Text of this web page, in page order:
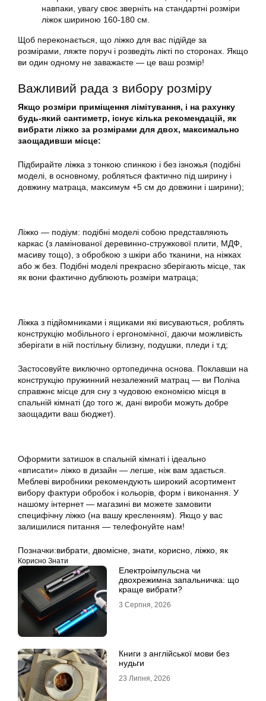
навпаки, увагу своє зверніть на стандартні розміри
ліжок шириною 160-180 см.
Щоб переконається, що ліжко для вас підійде за
розмірами, ляжте поруч і розведіть лікті по сторонах. Якщо
ви один одному не заважаєте — це ваш розмір!
Важливий рада з вибору розміру
Якщо розміри приміщення лімітування, і на рахунку
будь-який сантиметр, існує кілька рекомендацій, як
вибрати ліжко за розмірами для двох, максимально
заощадивши місце:
Підбирайте ліжка з тонкою спинкою і без ізножья (подібні
моделі, в основному, робляться фактично під ширину і
довжину матраца, максимум +5 см до довжини і ширини);
Ліжко — подіум: подібні моделі собою представляють
каркас (з ламінованої деревинно-стружкової плити, МДФ,
масиву тощо), з обробкою з шкіри або тканини, на ніжках
або ж без. Подібні моделі прекрасно зберігають місце, так
як вони фактично дублюють розміри матраца;
Ліжка з підйомниками і ящиками які висуваються, роблять
конструкцію мобільного і ергономічної, даючи можливість
зберігати в ній постільну білизну, подушки, пледи і т.д;
Застосовуйте виключно ортопедична основа. Поклавши на
конструкцію пружинний незалежний матрац — ви Поліча
справжнє місце для сну з чудовою економією місця в
спальній кімнаті (до того ж, дані вироби можуть добре
заощадити ваш бюджет).
Оформити затишок в спальній кімнаті і ідеально
«вписати» ліжко в дизайн — легше, ніж вам здається.
Меблеві виробники рекомендують широкий асортимент
вибору фактури обробок і кольорів, форм і виконання. У
нашому інтернет — магазині ви можете замовити
специфічну ліжко (на вашу кресленням). Якщо у вас
залишилися питання — телефонуйте нам!
Позначки:вибрати двомісне знати корисно ліжко як
Корисно Знати
Електроімпульсна чи
двохрежимна запальничка: що
краще вибрати?
3 Серпня, 2026
Книги з англійської мови без
нудьги
23 Липня, 2026